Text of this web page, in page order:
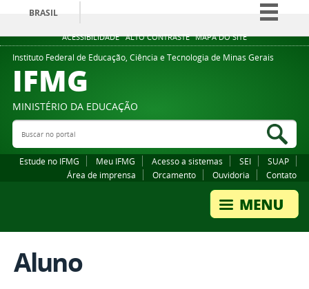
ACESSIBILIDADE ALTO CONTRASTE MAPA DO SITE
BRASIL
Simplifique!
Comunica BR
Legislação
Instituto Federal de Educação, Ciência e Tecnologia de Minas Gerais
IFMG
MINISTÉRIO DA EDUCAÇÃO
Buscar no portal
Estude no IFMG Meu IFMG Acesso a sistemas SEI
SUAP
Área de imprensa
Orcamento Ouvidoria Contato
Aluno